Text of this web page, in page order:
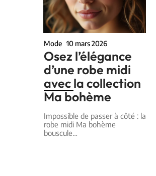
Mode 10 mars 2026
Osez l’élégance
d’une robe midi
avec la collection
Ma bohème
Impossible de passer à côté : la
robe midi Ma bohème
bouscule…